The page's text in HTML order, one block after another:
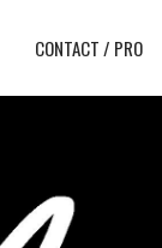
CONTACT / PRO